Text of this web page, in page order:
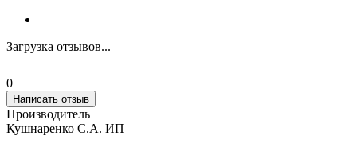
Загрузка отзывов...
0
Написать отзыв
Производитель
Кушнаренко С.А. ИП